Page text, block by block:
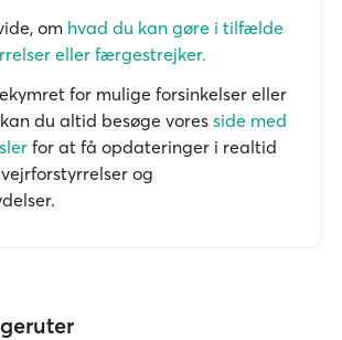
om hvad du kan gøre i tilfælde
eller færgestrejker.
for mulige forsinkelser eller
du altid besøge vores side med
for at få opdateringer i realtid
og